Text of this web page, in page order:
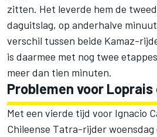
zitten. Het leverde hem de
daguitslag, op anderhalve
verschil tussen beide Kamaz-
is daarmee met nog twee
meer dan tien minuten.
Problemen voor Loprais
Met een vierde tijd voor Ignacio
Chileense Tatra-rijder woensdag